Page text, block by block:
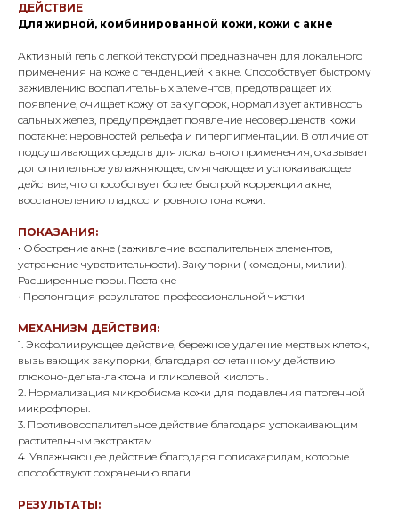
ДЕЙСТВИЕ
Для жирной, комбинированной кожи, кожи с акне
Активный гель с легкой текстурой предназначен для локального
применения на коже с тенденцией к акне. Способствует быстрому
заживлению воспалительных элементов, предотвращает их
появление, очищает кожу от закупорок, нормализует активность
сальных желез, предупреждает появление несовершенств кожи
постакне: неровностей рельефа и гиперпигментации. В отличие от
подсушивающих средств для локального применения, оказывает
дополнительное увлажняющее, смягчающее и успокаивающее
действие, что способствует более быстрой коррекции акне,
восстановлению гладкости ровного тона кожи.
ПОКАЗАНИЯ:
• Обострение акне (заживление воспалительных элементов,
устранение чувствительности). Закупорки (комедоны, милии).
Расширенные поры. Постакне
• Пролонгация результатов профессиональной чистки
МЕХАНИЗМ ДЕЙСТВИЯ:
1. Эксфолиирующее действие, бережное удаление мертвых клеток,
вызывающих закупорки, благодаря сочетанному действию
глюконо-дельта-лактона и гликолевой кислоты.
2. Нормализация микробиома кожи для подавления патогенной
микрофлоры.
3. Противовоспалительное действие благодаря успокаивающим
растительным экстрактам.
4. Увлажняющее действие благодаря полисахаридам, которые
способствуют сохранению влаги.
РЕЗУЛЬТАТЫ: